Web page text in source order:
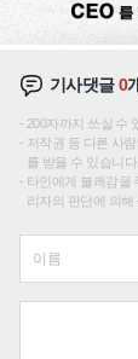
기사댓글0
200자까지 쓰실 수
저작권 등 다른 사
를 받을 수 있습니다.
타인에게 불쾌감을
리자의 판단에 의해